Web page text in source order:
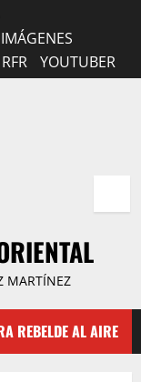
IMÁGENES
RFR YOUTUBER
MARTÍNEZ
REBELDE AL AIRE